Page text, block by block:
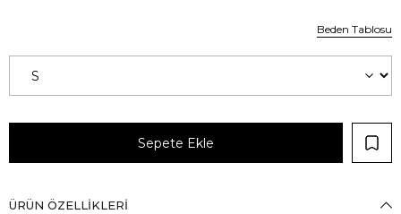
Beden Tablosu
ÜRÜN ÖZELLIKLERI